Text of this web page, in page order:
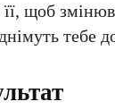
щоб
тебе